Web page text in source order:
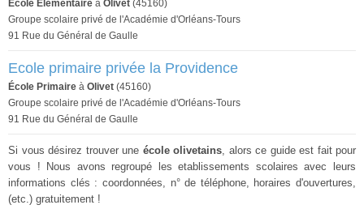
École Élémentaire à Olivet (45160)
Groupe scolaire privé de l'Académie d'Orléans-Tours
91 Rue du Général de Gaulle
Ecole primaire privée la Providence
École Primaire à Olivet (45160)
Groupe scolaire privé de l'Académie d'Orléans-Tours
91 Rue du Général de Gaulle
Si vous désirez trouver une école olivetains, alors ce guide est fait pour
vous ! Nous avons regroupé les etablissements scolaires avec leurs
informations clés : coordonnées, n° de téléphone, horaires d'ouvertures,
(etc.) gratuitement !